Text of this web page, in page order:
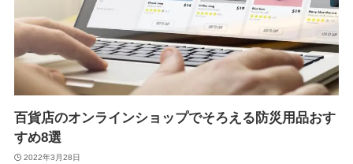
百貨店のオンラインショップでそろえる防災用品おす
すめ8選
2022年3月28日